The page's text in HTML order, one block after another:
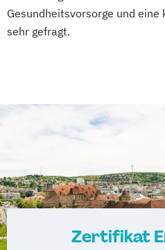
amtsärztliche
Ketogene Ernährung
Sportmentaltrainer
Stress- und Burnout-
Gesundheitsvorsorge und
sehr gefragt.
Zertifikat